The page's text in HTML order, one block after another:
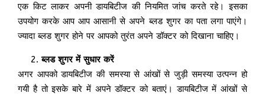
एक किट लाकर अपनी डायबिटीज की नियमित जांच करते रहे। इसका
उपयोग करके आप आप आसानी से अपने ब्लड शुगर का पता लगा पाएंगे।
ज्यादा ब्लड शुगर होने पर आपको तुरंत अपने डॉक्टर को दिखाना चाहिए।
ब्लड शुगर में सुधार करें
अगर आपको डायबिटीज की समस्या से आंखों से जुड़ी समस्या उत्पन्न हो
गयी है तो इसके बारे में अपने डॉक्टर को बताएं। डायबिटीज में आंखों से